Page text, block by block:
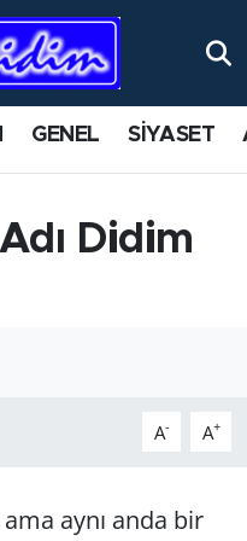
GENEL SİYASET
Didim
A- A+
aynı anda bir
ve Fikstür